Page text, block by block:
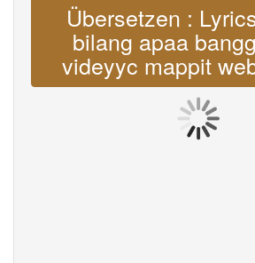
Übersetzen :
bilang apaa
videyyc mappit